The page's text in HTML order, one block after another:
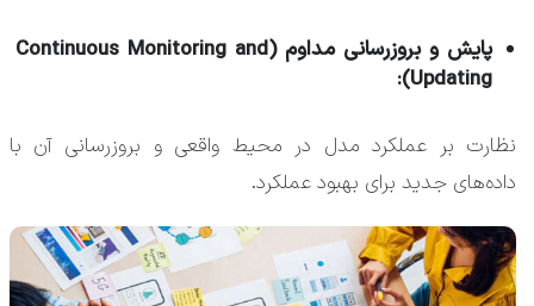
پایش و بروزرسانی مداوم (Continuous Monitoring and
Updating):
نظارت بر عملکرد مدل در محیط واقعی و بروزرسانی آن با
داده‌های جدید برای بهبود عملکرد.